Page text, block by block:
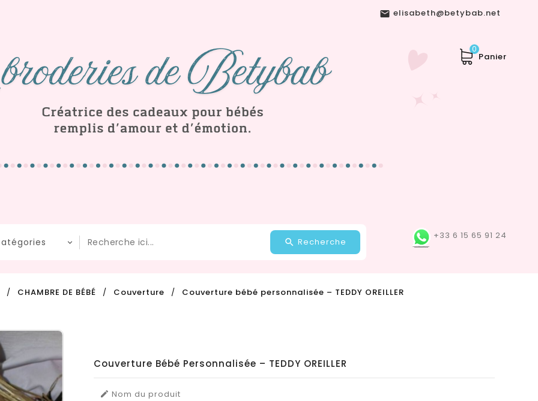
 elisabeth@betybab.net
Panier
0
+33 6 15 65 91 24
Recherche
CHAMBRE DE BÉBÉ Couverture Couverture bébé personnalisée – TEDDY OREILLER
Couverture Bébé Personnalisée – TEDDY OREILLER
 Nom du produit